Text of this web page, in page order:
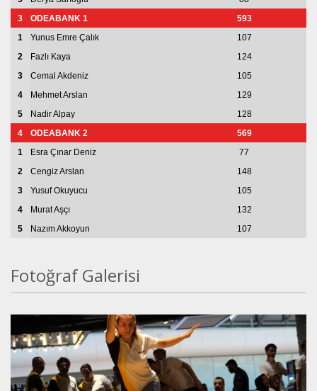
3
ODEABANK 1 593
1
Yunus Emre Çalık 107
2
Fazlı Kaya 124
3
Cemal Akdeniz 105
4
Mehmet Arslan 129
5
Nadir Alpay 128
4
ODEABANK 2 569
1
Esra Çınar Deniz 77
2
Cengiz Arslan 148
3
Yusuf Okuyucu 105
4
Murat Aşçı 132
5
Nazım Akkoyun 107
Fotoğraf Galerisi